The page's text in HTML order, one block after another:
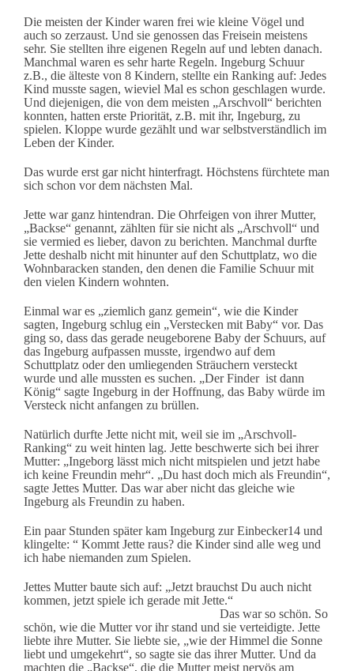
Die meisten der Kinder waren frei wie kleine Vögel und
auch so zerzaust. Und sie genossen das Freisein meistens
sehr. Sie stellten ihre eigenen Regeln auf und lebten danach.
Manchmal waren es sehr harte Regeln. Ingeburg Schuur
z.B., die älteste von 8 Kindern, stellte ein Ranking auf: Jedes
Kind musste sagen, wieviel Mal es schon geschlagen wurde.
Und diejenigen, die von dem meisten „Arschvoll“ berichten
konnten, hatten erste Priorität, z.B. mit ihr, Ingeburg, zu
spielen. Kloppe wurde gezählt und war selbstverständlich im
Leben der Kinder.
Das wurde erst gar nicht hinterfragt. Höchstens fürchtete man
sich schon vor dem nächsten Mal.
Jette war ganz hintendran. Die Ohrfeigen von ihrer Mutter,
„Backse“ genannt, zählten für sie nicht als „Arschvoll“ und
sie vermied es lieber, davon zu berichten. Manchmal durfte
Jette deshalb nicht mit hinunter auf den Schuttplatz, wo die
Wohnbaracken standen, den denen die Familie Schuur mit
den vielen Kindern wohnten.
Einmal war es „ziemlich ganz gemein“, wie die Kinder
sagten, Ingeburg schlug ein „Verstecken mit Baby“ vor. Das
ging so, dass das gerade neugeborene Baby der Schuurs, auf
das Ingeburg aufpassen musste, irgendwo auf dem
Schuttplatz oder den umliegenden Sträuchern versteckt
wurde und alle mussten es suchen. „Der Finder ist dann
König“ sagte Ingeburg in der Hoffnung, das Baby würde im
Versteck nicht anfangen zu brüllen.
Natürlich durfte Jette nicht mit, weil sie im „Arschvoll-
Ranking“ zu weit hinten lag. Jette beschwerte sich bei ihrer
Mutter: „Ingeborg lässt mich nicht mitspielen und jetzt habe
ich keine Freundin mehr“. „Du hast doch mich als Freundin“,
sagte Jettes Mutter. Das war aber nicht das gleiche wie
Ingeburg als Freundin zu haben.
Ein paar Stunden später kam Ingeburg zur Einbecker14 und
klingelte: “ Kommt Jette raus? die Kinder sind alle weg und
ich habe niemanden zum Spielen.
Jettes Mutter baute sich auf: „Jetzt brauchst Du auch nicht
kommen, jetzt spiele ich gerade mit Jette.“
Das war so schön. So
schön, wie die Mutter vor ihr stand und sie verteidigte. Jette
liebte ihre Mutter. Sie liebte sie, „wie der Himmel die Sonne
liebt und umgekehrt“, so sagte sie das ihrer Mutter. Und da
machten die „Backse“, die die Mutter meist nervös am